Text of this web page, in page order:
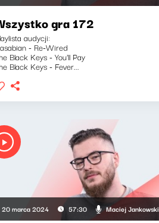
gra 172
audycji:
- Re-Wired
Black Keys - You'll Pay
Black Keys - Fever...
20 marca 2024 57:30 Maciej Jankowski